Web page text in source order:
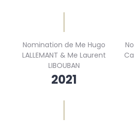
Nomination de Me Hugo
LALLEMANT & Me Laurent
LIBOUBAN
2021